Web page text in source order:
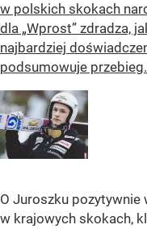
w polskich skokach
dla „Wprost” zdradza,
najbardziej
podsumowuje
O Juroszku pozytywnie
w krajowych skokach,